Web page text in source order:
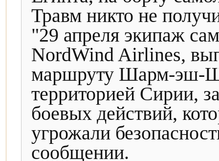
Травм никто не
"29 апреля экипаж
NordWind Airlines,
маршруту Шарм-эш-
территорией Сирии,
боевых действий,
угрожали
сообщении.